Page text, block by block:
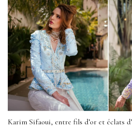
Karim Sifaoui, entre fils d’or et éclats